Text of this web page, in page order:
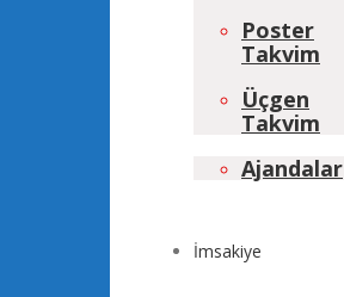
Poster
Takvim
Üçgen
Takvim
Ajandalar
İmsakiye